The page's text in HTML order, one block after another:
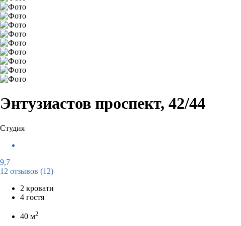
Энтузиастов проспект, 42/44
Студия
9,7
12 отзывов (12)
2 кровати
4 гостя
40 м2